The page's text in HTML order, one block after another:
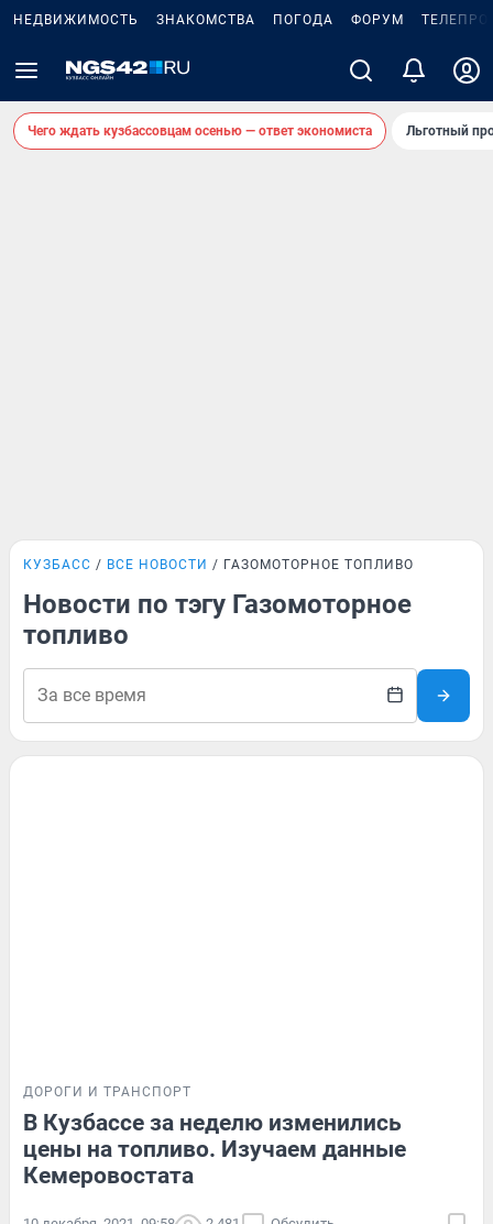
НЕДВИЖИМОСТЬ ЗНАКОМСТВА ПОГОДА ФОРУМ
Чего ждать кузбассовцам осенью — ответ экономиста Льготный
КУЗБАСС ВСЕ НОВОСТИ ГАЗОМОТОРНОЕ ТОПЛИВО
Новости по тэгу Газомоторное
топливо
ДОРОГИ И ТРАНСПОРТ
В Кузбассе за неделю изменились
цены на топливо. Изучаем данные
Кемеровостата